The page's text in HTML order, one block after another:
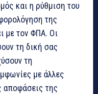
και η ρύθμιση του
της
με τον ΦΠΑ. Οι
τη δική σας
τη
με άλλες
αποφάσεις της